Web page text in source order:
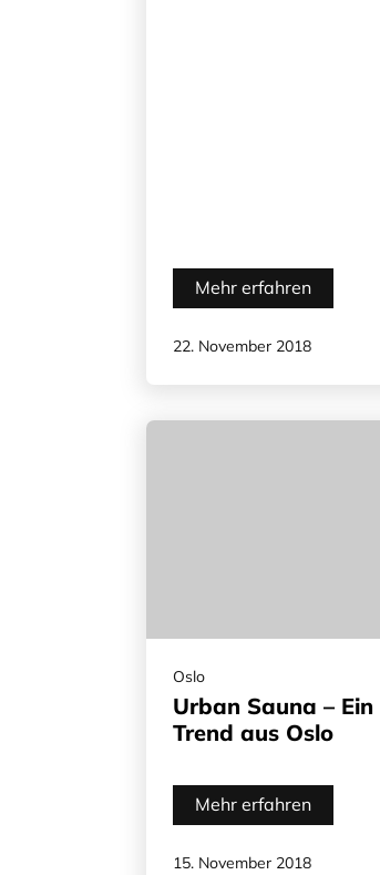
Mehr erfahren
22. November 2018
Oslo
Urban Sauna – Ein
Trend aus Oslo
Mehr erfahren
15. November 2018